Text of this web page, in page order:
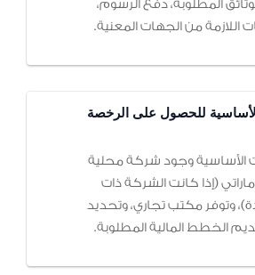
المطلوبة، دفع الرسوم،
اللازمة من الجهات المعنية.
للحصول على الرخصة
الأساسية وجود شركة محلية
(إذا كانت الشركة ذات
وتوفر مكتب تجاري، وتحديد
الخطط المالية المطلوبة.